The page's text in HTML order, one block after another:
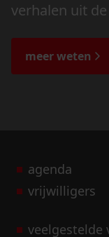
verhalen uit
de bijzondere
meer weten
agenda
vrijwilligers
veelgestelde